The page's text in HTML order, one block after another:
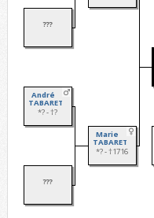
???
André
TABARET
*? - †?
???
Marie
TABARET
*? - †1716